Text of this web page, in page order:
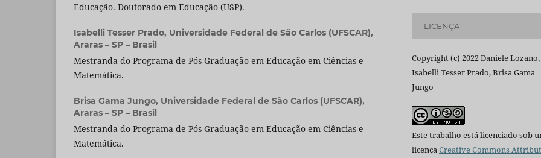
Educação. Doutorado em Educação (USP).
Isabelli Tesser Prado, Universidade Federal de São Carlos (UFSCAR),
Araras – SP – Brasil
Mestranda do Programa de Pós-Graduação em Educação em Ciências e
Matemática.
Brisa Gama Jungo, Universidade Federal de São Carlos (UFSCAR),
Araras – SP – Brasil
Mestranda do Programa de Pós-Graduação em Educação em Ciências e
Matemática.
LICENÇA
Copyright (c) 2022 Daniele Lozano,
Isabelli Tesser Prado, Brisa Gama
Jungo
Este trabalho está licenciado sob
licençaCreative Commons